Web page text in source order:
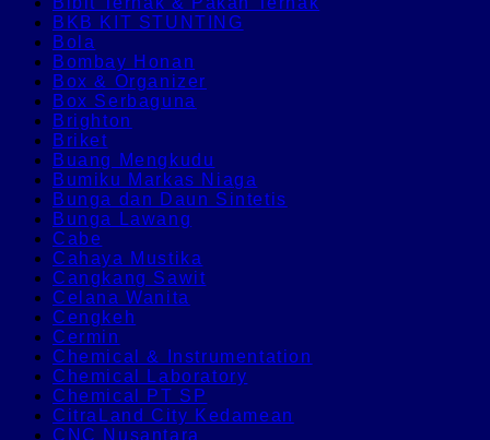
BKB KIT STUNTING
Bola
Bombay Honan
Box & Organizer
Box Serbaguna
Brighton
Briket
Buang Mengkudu
Bumiku Markas Niaga
Bunga dan Daun Sintetis
Bunga Lawang
Cabe
Cahaya Mustika
Cangkang Sawit
Celana Wanita
Cengkeh
Cermin
Chemical & Instrumentation
Chemical Laboratory
Chemical PT SP
CitraLand City Kedamean
CNC Nusantara